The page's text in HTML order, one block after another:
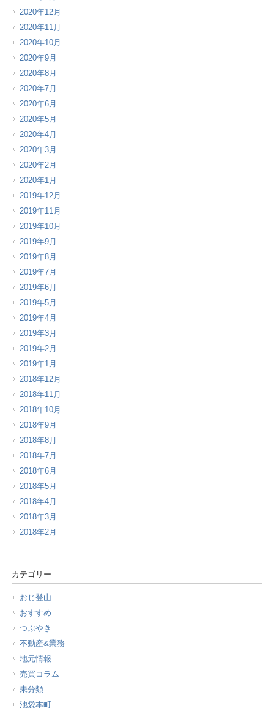
2020年12月
2020年11月
2020年10月
2020年9月
2020年8月
2020年7月
2020年6月
2020年5月
2020年4月
2020年3月
2020年2月
2020年1月
2019年12月
2019年11月
2019年10月
2019年9月
2019年8月
2019年7月
2019年6月
2019年5月
2019年4月
2019年3月
2019年2月
2019年1月
2018年12月
2018年11月
2018年10月
2018年9月
2018年8月
2018年7月
2018年6月
2018年5月
2018年4月
2018年3月
2018年2月
カテゴリー
おじ登山
おすすめ
つぶやき
不動産&業務
地元情報
売買コラム
未分類
池袋本町